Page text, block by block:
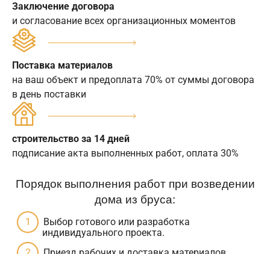
Заключение договора
и согласование всех организационных моментов
Поставка материалов
на ваш объект и предоплата 70% от суммы договора
в день поставки
строительство за 14 дней
подписание акта выполненных работ, оплата 30%
Порядок выполнения работ при возведении
дома из бруса:
Выбор готового или разработка
индивидуального проекта.